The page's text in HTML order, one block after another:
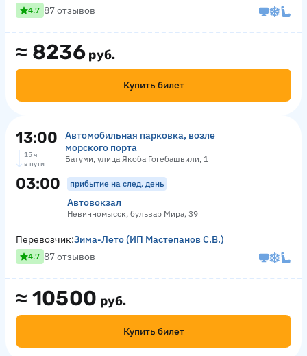
≈ 8236 руб.
Купить билет
4.7 87 отзывов
13:00
Автомобильная парковка, возле
морского порта
Батуми, улица Якоба Гогебашвили, 1
15 ч
в пути
03:00 прибытие на след. день
Автовокзал
Невинномысск, бульвар Мира, 39
≈ 10500 руб.
Купить билет
Перевозчик:Зима-Лето (ИП Мастепанов С.В.)
4.7 87 отзывов